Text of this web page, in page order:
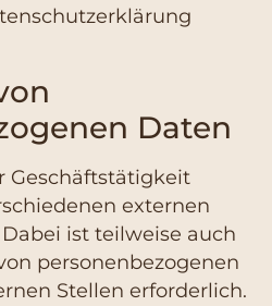
Daten
Geschäftstätigkeit
externen
ist teilweise auch
personenbezogenen
Stellen erforderlich.